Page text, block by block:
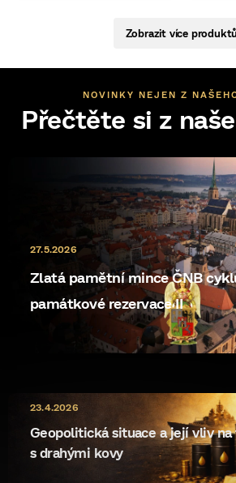
Zobrazit více produktů
NOVINKY NEJEN Z
Přečtěte si z
Zlatá pamětní mince ČNB
památkové rezervace II
27.5.2026
ryzost rewrite
10.5.2026
Geopolitická situace a její vliv
s drahými kovy
23.4.2026